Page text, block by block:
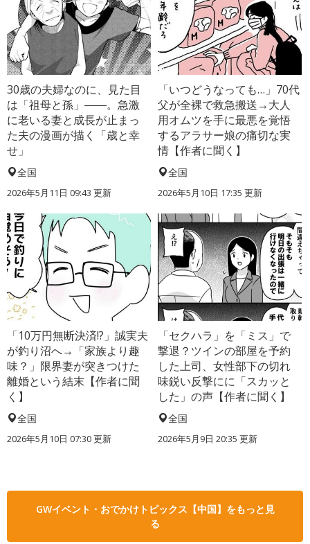
30歳の夫婦なのに、見た目
は「祖母と孫」――。急激
に老いる妻と成長が止まっ
た夫の漫画が描く「歳と幸
せ」
全国
2026年5月11日 09:43 更新
「いつどうなっても…」70代
父が全裸で救急搬送→大人
用オムツを手に最悪を覚悟
するアラサー娘の痛切な実
情【作者に聞く】
全国
2026年5月10日 17:35 更新
「10万円無断決済!?」誠実夫
が釣り沼へ→「家族より趣
味？」限界妻が突きつけた
離婚という結末【作者に聞
く】
全国
2026年5月10日 07:30 更新
「セクハラ」を「ミス」で
撃退？ツインの部屋を予約
した上司、女性部下の切れ
味鋭い反撃にに「スカッと
した」の声【作者に聞く】
全国
2026年5月9日 20:35 更新
GWイベント・おでかけトピックス【中国】をもっと見
る